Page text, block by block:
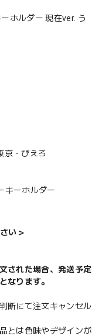
ホルダー 現在ver. う
京・ぴえろ
キーホルダー
い＞
された場合、発送予定
なります。
断にて注文キャンセル
とは色味やデザインが